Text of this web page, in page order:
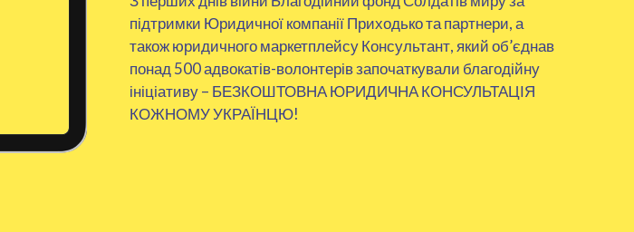
підтримки Юридичної компанії Приходько та партнери, а
також юридичного маркетплейсу Консультант, який об’єднав
понад 500 адвокатів-волонтерів започаткували благодійну
ініціативу – БЕЗКОШТОВНА ЮРИДИЧНА КОНСУЛЬТАЦІЯ
КОЖНОМУ УКРАЇНЦЮ!